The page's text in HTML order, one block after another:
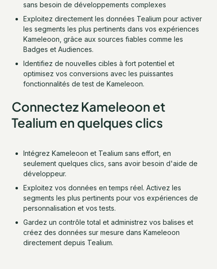
sans besoin de développements complexes
Exploitez directement les données Tealium pour activer
les segments les plus pertinents dans vos expériences
Kameleoon, grâce aux sources fiables comme les
Badges et Audiences.
Identifiez de nouvelles cibles à fort potentiel et
optimisez vos conversions avec les puissantes
fonctionnalités de test de Kameleoon.
Connectez Kameleoon et
Tealium en quelques clics
Intégrez Kameleoon et Tealium sans effort, en
seulement quelques clics, sans avoir besoin d'aide de
développeur.
Exploitez vos données en temps réel. Activez les
segments les plus pertinents pour vos expériences de
personnalisation et vos tests.
Gardez un contrôle total et administrez vos balises et
créez des données sur mesure dans Kameleoon
directement depuis Tealium.